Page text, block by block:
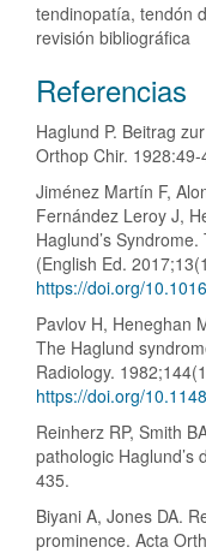
tendinopatía, tendón
revisión bibliográfica
Detalles
del
artículo
Referencias
Haglund P. Beitrag
Orthop Chir. 1928:49-
Jiménez Martín F,
Fernández Leroy J,
Haglund’s
(English Ed.
https://doi.org/
Pavlov H, Heneghan
The Haglund
Radiology.
https://doi.org/
Reinherz RP, Smith
pathologic Haglund’s
435.
Biyani A, Jones DA.
prominence. Acta